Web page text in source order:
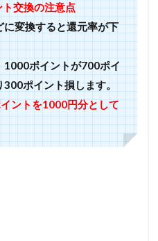
交換の注意点
変換すると還元率が下
1000ポイントが700ポイ
ポイント損します。
ントを1000円分として